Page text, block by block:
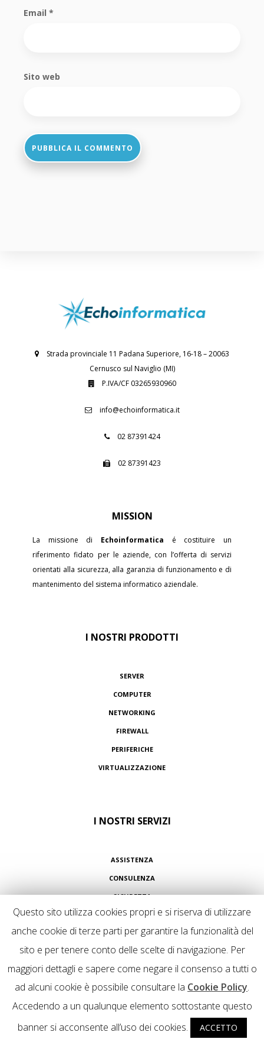
Email *
Sito web
Strada provinciale 11 Padana Superiore, 16-18 – 20063
Cernusco sul Naviglio (MI)
P.IVA/CF 03265930960
info@echoinformatica.it
02 87391424
02 87391423
MISSION
La missione di Echoinformatica é costituire un
riferimento fidato per le aziende, con l’offerta di servizi
orientati alla sicurezza, alla garanzia di funzionamento e di
mantenimento del sistema informatico aziendale.
I NOSTRI PRODOTTI
SERVER
COMPUTER
NETWORKING
FIREWALL
PERIFERICHE
VIRTUALIZZAZIONE
I NOSTRI SERVIZI
ASSISTENZA
CONSULENZA
SICUREZZA
Copyright 2022 Echoinformatica Srl - Iscrizione registro imprese
03265930960. REA: MI-1662326 - Capitale Sociale i.v. € 10.330,00 - PEC:
Questo sito utilizza cookies propri e si riserva di utilizzare
anche cookie di terze parti per garantire la funzionalità del
sito e per tenere conto delle scelte di navigazione. Per
maggiori dettagli e sapere come negare il consenso a tutti o
ad alcuni cookie è possibile consultare la Cookie Policy.
Accedendo a un qualunque elemento sottostante questo
banner si acconsente all’uso dei cookies.
ACCETTO